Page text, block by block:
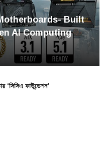
Built
AI Computing
‘সিসিএ ফাউন্ডেশন’